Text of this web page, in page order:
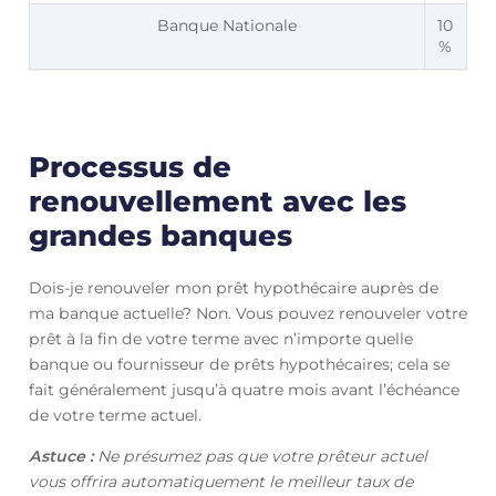
Banque Nationale
10
%
Processus de
renouvellement avec les
grandes banques
Dois-je renouveler mon prêt hypothécaire auprès de
ma banque actuelle? Non. Vous pouvez renouveler votre
prêt à la fin de votre terme avec n’importe quelle
banque ou fournisseur de prêts hypothécaires; cela se
fait généralement jusqu’à quatre mois avant l’échéance
de votre terme actuel.
Astuce :Ne présumez pas que votre prêteur actuel
vous offrira automatiquement le meilleur taux de